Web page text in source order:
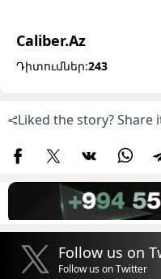
Caliber.Az
Դիտումներ:243
Liked the story? Share
Follow us on
Follow us on Twitter